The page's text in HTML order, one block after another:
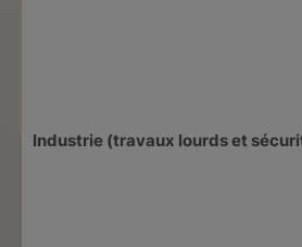
Industrie (travaux lourds et